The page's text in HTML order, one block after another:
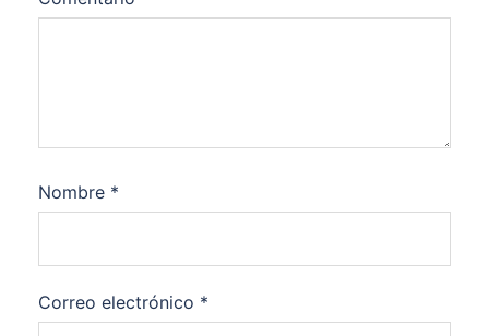
Nombre *
Correo electrónico *